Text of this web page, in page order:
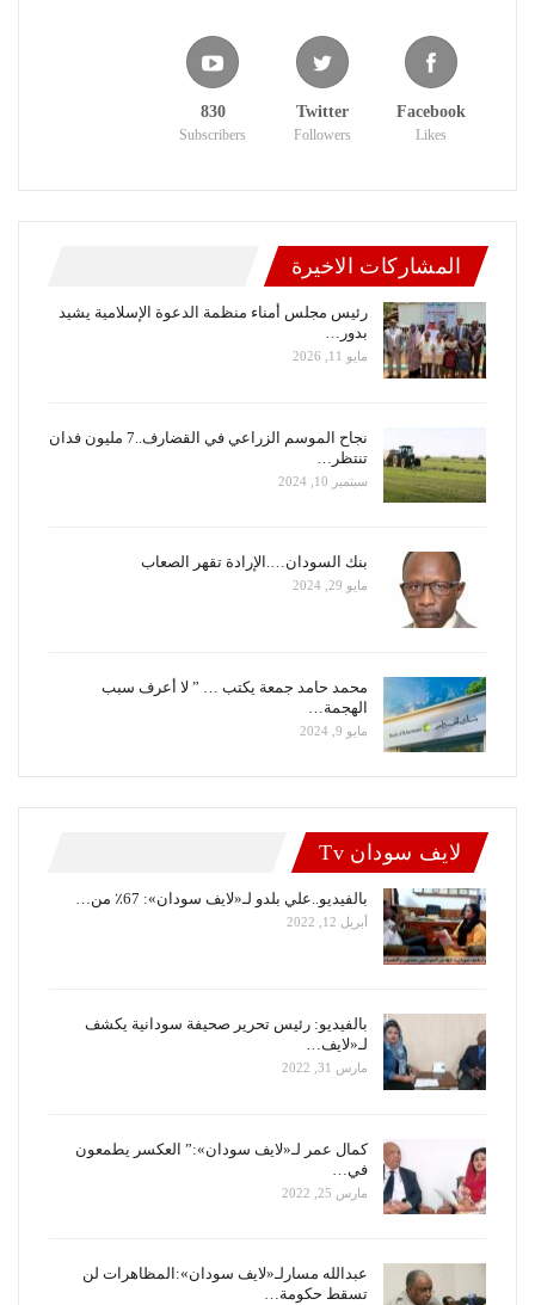
Facebook
Likes
Twitter
Followers
830
Subscribers
المشاركات الاخيرة
رئيس مجلس أمناء منظمة الدعوة الإسلامية يشيد
بدور…
مايو 11, 2026
نجاح الموسم الزراعي في القضارف..7 مليون فدان
تنتظر…
سبتمبر 10, 2024
بنك السودان….الإرادة تقهر الصعاب
مايو 29, 2024
محمد حامد جمعة يكتب … ” لا أعرف سبب
الهجمة…
مايو 9, 2024
لايف سودان Tv
بالفيديو..علي بلدو لـ«لايف سودان»: 67٪ من…
أبريل 12, 2022
بالفيديو: رئيس تحرير صحيفة سودانية يكشف
لـ«لايف…
مارس 31, 2022
كمال عمر لـ«لايف سودان»:” العكسر يطمعون
في…
مارس 25, 2022
عبدالله مسارلـ«لايف سودان»:المظاهرات لن
تسقط حكومة…